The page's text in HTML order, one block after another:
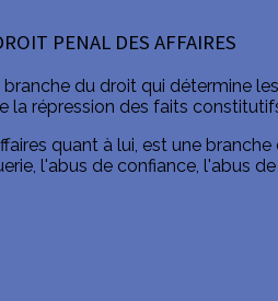
PENAL DES AFFAIRES
du droit qui détermine
la répression des faits
quant à lui, est une
l'abus de confiance, l'abus